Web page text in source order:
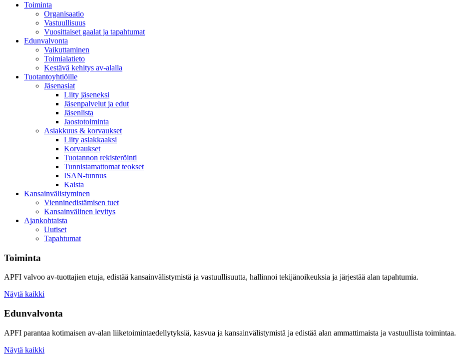
Toiminta
Organisaatio
Vastuullisuus
Vuosittaiset gaalat ja tapahtumat
Edunvalvonta
Vaikuttaminen
Toimialatieto
Kestävä kehitys av-alalla
Tuotantoyhtiöille
Jäsenasiat
Liity jäseneksi
Jäsenpalvelut ja edut
Jäsenlista
Jaostotoiminta
Asiakkuus & korvaukset
Liity asiakkaaksi
Korvaukset
Tuotannon rekisteröinti
Tunnistamattomat teokset
ISAN-tunnus
Kaista
Kansainvälistyminen
Vienninedistämisen tuet
Kansainvälinen levitys
Ajankohtaista
Uutiset
Tapahtumat
Toiminta
APFI valvoo av-tuottajien etuja, edistää kansainvälistymistä ja vastuullisuutta, hallinnoi tekijänoikeuksia ja järjestää alan tapahtumia.
Näytä kaikki
Edunvalvonta
APFI parantaa kotimaisen av-alan liiketoimintaedellytyksiä, kasvua ja kansainvälistymistä ja edistää alan ammattimaista ja vastuullista toimintaa.
Näytä kaikki